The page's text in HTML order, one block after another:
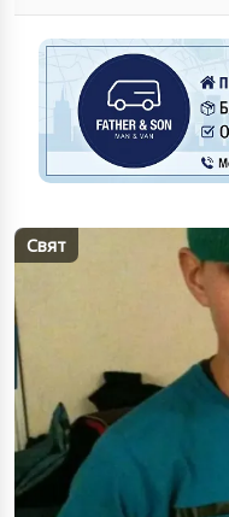
Свят